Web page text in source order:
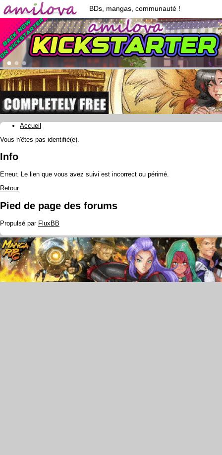
BDs, mangas, communauté !
Accueil
Vous n'êtes pas identifié(e).
Info
Erreur. Le lien que vous avez suivi est incorrect ou périmé.
Retour
Pied de page des forums
Propulsé par FluxBB